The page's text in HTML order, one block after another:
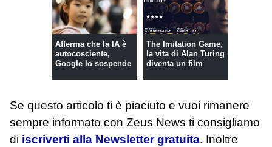
Afferma che la IA è
autocosciente,
Google lo sospende
The Imitation Game,
la vita di Alan Turing
diventa un film
Se questo articolo ti è piaciuto e vuoi rimanere
sempre informato con Zeus News ti consigliamo
di iscriverti alla Newsletter gratuita. Inoltre